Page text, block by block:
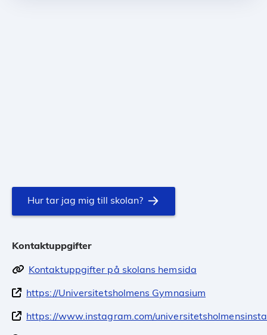
Hur tar jag mig till skolan?
Kontaktuppgifter
Kontaktuppgifter på skolans hemsida
https://Universitetsholmens Gymnasium
https://www.instagram.com/